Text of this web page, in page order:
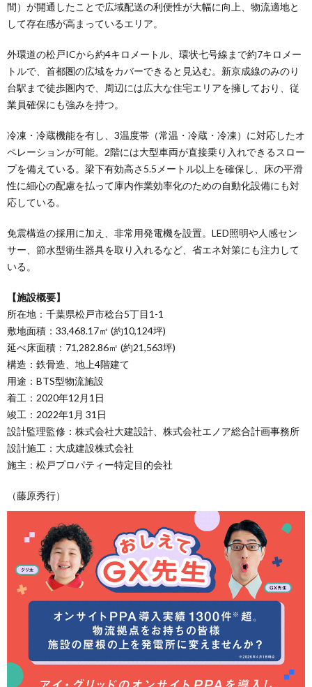
間）が開通したことで広域配送の利便性が大幅に向上、物流適地と
して存在感が高まっているエリア。
外環道の松戸ICから約4キロメートル、環状七号線まで約7キロメー
トルで、首都圏の広域をカバーできると見込む。新京成線のみのり
台駅まで徒歩圏内で、周辺には広大な住宅エリアを擁しており、従
業員確保にも強みを持つ。
冷凍・冷蔵機能を有し、3温度帯（常温・冷蔵・冷凍）に対応したオ
ペレーションが可能。2階には大型車両が直接乗り入れできるスロー
プを備えている。梁下有効高さ5.5メートル以上を確保し、床の平滑
性に細心の配慮を払って庫内作業効率化のための自動化設備にも対
応している。
免震構造の採用に加え、非常用発電機を設置。LED照明や人感セン
サー、節水型衛生器具を取り入れるなど、省エネ対策にも注力して
いる。
【施設概要】
所在地：千葉県松戸市稔台5丁目1-1
敷地面積：33,468.17㎡ (約10,124坪)
延べ床面積：71,282.86㎡ (約21,563坪)
構造：鉄骨造、地上4階建て
用途：BTS型物流施設
着工：2020年12月1日
竣工：2022年1月 31日
設計監理監修：株式会社大建設計、株式会社エノア総合計画事務所
設計施工：大成建設株式会社
施主：松戸プロパティー特定目的会社
（藤原秀行）